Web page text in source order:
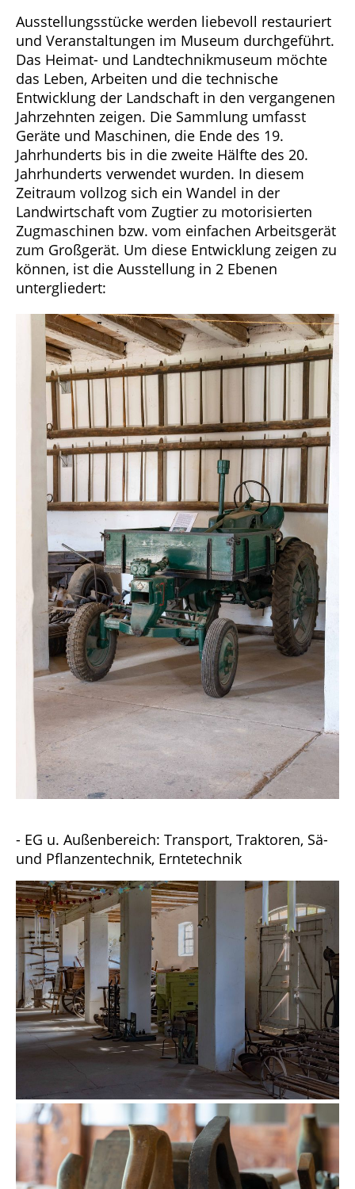
Ausstellungsstücke werden liebevoll restauriert
und Veranstaltungen im Museum durchgeführt.
Das Heimat- und Landtechnikmuseum möchte
das Leben, Arbeiten und die technische
Entwicklung der Landschaft in den vergangenen
Jahrzehnten zeigen. Die Sammlung umfasst
Geräte und Maschinen, die Ende des 19.
Jahrhunderts bis in die zweite Hälfte des 20.
Jahrhunderts verwendet wurden. In diesem
Zeitraum vollzog sich ein Wandel in der
Landwirtschaft vom Zugtier zu motorisierten
Zugmaschinen bzw. vom einfachen Arbeitsgerät
zum Großgerät. Um diese Entwicklung zeigen zu
können, ist die Ausstellung in 2 Ebenen
untergliedert:
- EG u. Außenbereich: Transport, Traktoren, Sä-
und Pflanzentechnik, Erntetechnik